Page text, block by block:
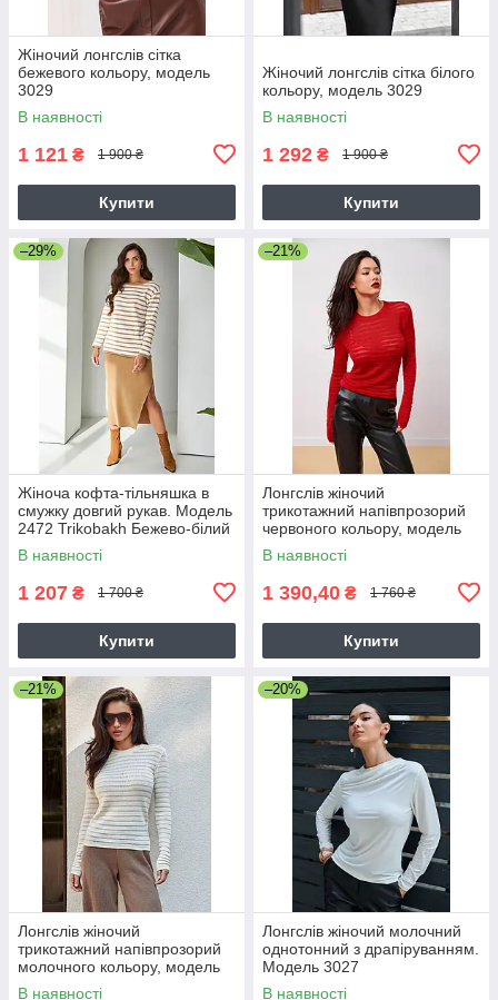
Жіночий лонгслів сітка
бежевого кольору, модель
3029
В наявності
1 121 ₴ 1 900 ₴
Купити
Жіночий лонгслів сітка білого
кольору, модель 3029
В наявності
1 292 ₴ 1 900 ₴
Купити
–29%
Жіноча кофта-тільняшка в
смужку довгий рукав. Модель
2472 Trikobakh Бежево-білий
В наявності
1 207 ₴ 1 700 ₴
Купити
–21%
Лонгслів жіночий
трикотажний напівпрозорий
червоного кольору, модель
2790
В наявності
1 390,40 ₴ 1 760 ₴
Купити
–21%
Лонгслів жіночий
трикотажний напівпрозорий
молочного кольору, модель
2790
В наявності
–20%
Лонгслів жіночий молочний
однотонний з драпіруванням.
Модель 3027
В наявності